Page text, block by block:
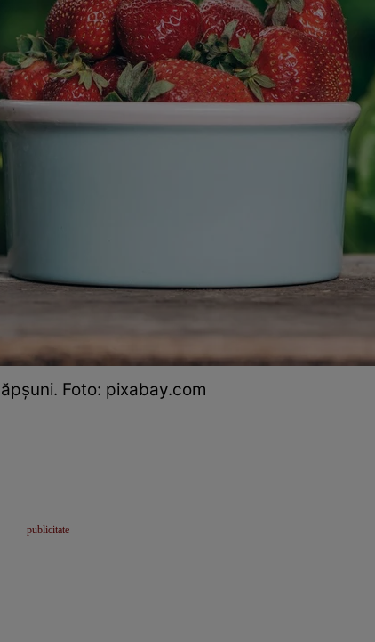
Foto: pixabay.com